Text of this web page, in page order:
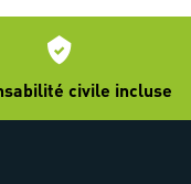
civile incluse